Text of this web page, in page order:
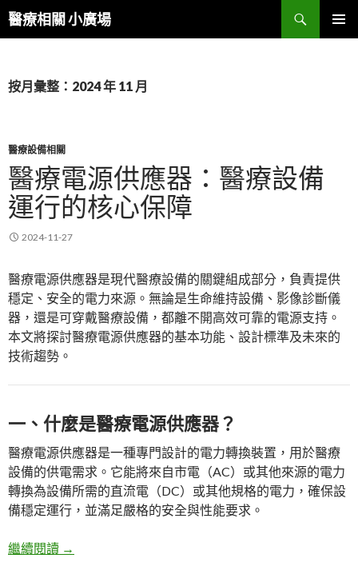
醫療相關 小廣場
搜
尋
容
按月彙整：2024 年 11 月
醫療設備相關
醫療電源供應器：醫療設備
運行的核心保障
2024-11-27
醫療電源供應器是現代醫療設備的關鍵組成部分，負責提供
穩定、安全的電力來源。無論是生命維持設備、影像診斷儀
器，還是可穿戴醫療設備，都離不開高效可靠的電源支持。
本文將探討醫療電源供應器的基本功能、設計標準及未來的
技術趨勢。
一、什麼是醫療電源供應器？
醫療電源供應器是一種專門設計的電力轉換裝置，用於醫療
設備的供電需求。它能將來自市電（AC）或其他來源的電力
轉換為設備所需的直流電（DC）或其他規格的電力，確保設
備穩定運行，並滿足嚴格的安全與性能要求。
繼續閱讀 醫療電源供應器：醫療設備運行的核心保障
→